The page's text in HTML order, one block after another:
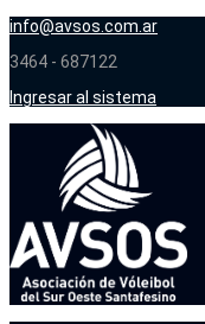
info@avsos.com.ar
3464 - 687122
Ingresar al sistema